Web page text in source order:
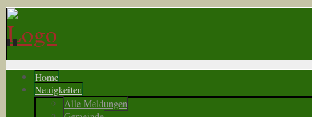
Home
Neuigkeiten
Alle Meldungen